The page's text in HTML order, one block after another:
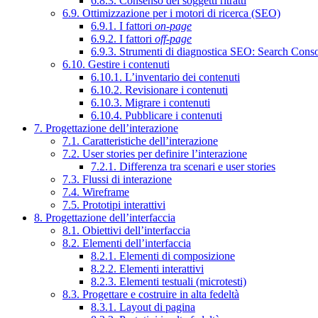
6.9. Ottimizzazione per i motori di ricerca (SEO)
6.9.1. I fattori on-page
6.9.2. I fattori off-page
6.9.3. Strumenti di diagnostica SEO: Search
6.10. Gestire i contenuti
6.10.1. L’inventario dei contenuti
6.10.2. Revisionare i contenuti
6.10.3. Migrare i contenuti
6.10.4. Pubblicare i contenuti
7. Progettazione dell’interazione
7.1. Caratteristiche dell’interazione
7.2. User stories per definire l’interazione
7.2.1. Differenza tra scenari e user stories
7.3. Flussi di interazione
7.4. Wireframe
7.5. Prototipi interattivi
8. Progettazione dell’interfaccia
8.1. Obiettivi dell’interfaccia
8.2. Elementi dell’interfaccia
8.2.1. Elementi di composizione
8.2.2. Elementi interattivi
8.2.3. Elementi testuali (microtesti)
8.3. Progettare e costruire in alta fedeltà
8.3.1. Layout di pagina